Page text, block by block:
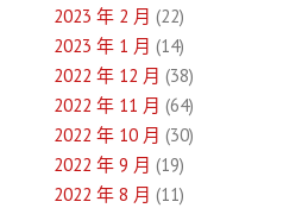
2023 年 2 月 (22)
2023 年 1 月 (14)
2022 年 12 月 (38)
2022 年 11 月 (64)
2022 年 10 月 (30)
2022 年 9 月 (19)
2022 年 8 月 (11)